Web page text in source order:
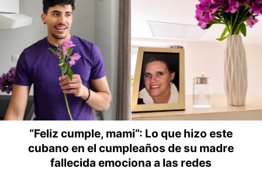
“Feliz cumple, mami”: Lo que hizo este
cubano en el cumpleaños de su madre
fallecida emociona a las redes